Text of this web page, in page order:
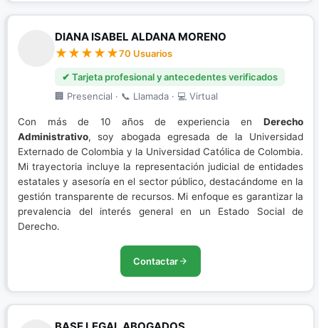
DIANA ISABEL ALDANA MORENO
70 Usuarios
✔ Tarjeta profesional y antecedentes verificados
🏢 Presencial · 📞 Llamada · 💻 Virtual
Con más de 10 años de experiencia en Derecho
Administrativo, soy abogada egresada de la Universidad
Externado de Colombia y la Universidad Católica de Colombia.
Mi trayectoria incluye la representación judicial de entidades
estatales y asesoría en el sector público, destacándome en la
gestión transparente de recursos. Mi enfoque es garantizar la
prevalencia del interés general en un Estado Social de
Derecho.
Contactar